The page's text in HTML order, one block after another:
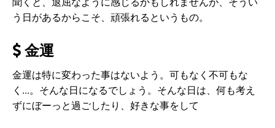
う日があるからこそ、頑張れるというもの。
金運
金運は特に変わった事はないよう。可もなく不可もな
く...。そんな日になるでしょう。そんな日は、何も考え
ずにぼーっと過ごしたり、好きな事をして